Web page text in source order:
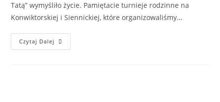
Tatą” wymyśliło życie. Pamiętacie turnieje rodzinne na
Konwiktorskiej i Siennickiej, które organizowaliśmy…
Czytaj Dalej